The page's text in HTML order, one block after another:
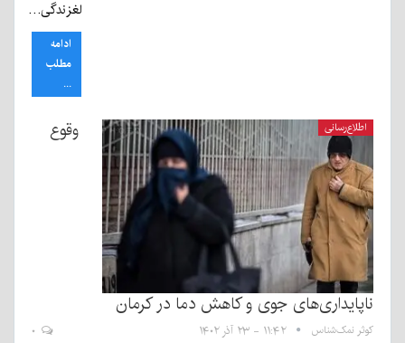
لغزندگی…
ادامه
مطلب
...
اطلاع‌رسانی وقوع
ناپایداری‌های جوی و کاهش دما در کرمان
کوثر نمک‌شناس ۱۱:۴۲ - ۲۳ آذر ۱۴۰۲